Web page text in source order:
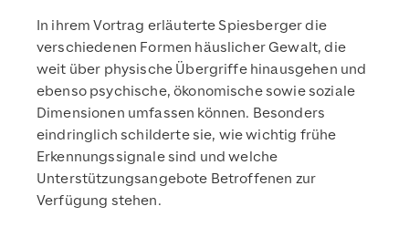
In ihrem Vortrag erläuterte Spiesberger die
verschiedenen Formen häuslicher Gewalt, die
weit über physische Übergriffe hinausgehen und
ebenso psychische, ökonomische sowie soziale
Dimensionen umfassen können. Besonders
eindringlich schilderte sie, wie wichtig frühe
Erkennungssignale sind und welche
Unterstützungsangebote Betroffenen zur
Verfügung stehen.